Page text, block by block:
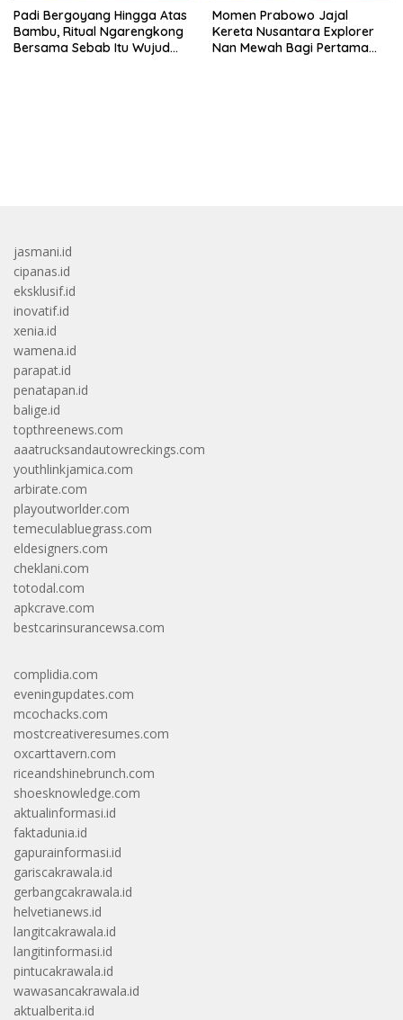
Padi Bergoyang Hingga Atas
Bambu, Ritual Ngarengkong
Bersama Sebab Itu Wujud
Momen Prabowo Jajal
Kereta Nusantara Explorer
Nan Mewah Bagi Pertama
jasmani.id
cipanas.id
eksklusif.id
inovatif.id
xenia.id
wamena.id
parapat.id
penatapan.id
balige.id
topthreenews.com
aaatrucksandautowreckings.com
youthlinkjamica.com
arbirate.com
playoutworlder.com
temeculabluegrass.com
eldesigners.com
cheklani.com
totodal.com
apkcrave.com
bestcarinsurancewsa.com
complidia.com
eveningupdates.com
mcochacks.com
mostcreativeresumes.com
oxcarttavern.com
riceandshinebrunch.com
shoesknowledge.com
aktualinformasi.id
faktadunia.id
gapurainformasi.id
gariscakrawala.id
gerbangcakrawala.id
helvetianews.id
langitcakrawala.id
langitinformasi.id
pintucakrawala.id
wawasancakrawala.id
aktualberita.id